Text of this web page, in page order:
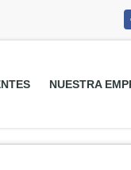
NUESTRA